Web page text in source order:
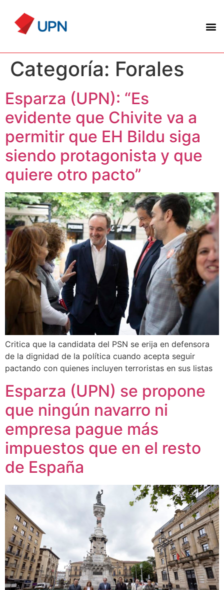
Categoría: Forales
Esparza (UPN): “Es
evidente que Chivite va a
permitir que EH Bildu siga
siendo protagonista y que
quiere otro pacto”
Critica que la candidata del PSN se erija en defensora
de la dignidad de la política cuando acepta seguir
pactando con quienes incluyen terroristas en sus listas
Esparza (UPN) se propone
que ningún navarro ni
empresa pague más
impuestos que en el resto
de España